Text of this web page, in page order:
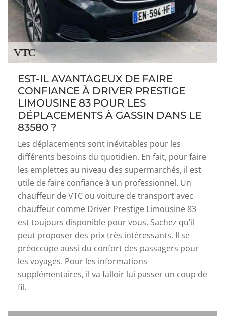
EST-IL AVANTAGEUX DE FAIRE
CONFIANCE À DRIVER PRESTIGE
LIMOUSINE 83 POUR LES
DÉPLACEMENTS À GASSIN DANS LE
83580 ?
Les déplacements sont inévitables pour les
différents besoins du quotidien. En fait, pour faire
les emplettes au niveau des supermarchés, il est
utile de faire confiance à un professionnel. Un
chauffeur de VTC ou voiture de transport avec
chauffeur comme Driver Prestige Limousine 83
est toujours disponible pour vous. Sachez qu'il
peut proposer des prix très intéressants. Il se
préoccupe aussi du confort des passagers pour
les voyages. Pour les informations
supplémentaires, il va falloir lui passer un coup de
fil.